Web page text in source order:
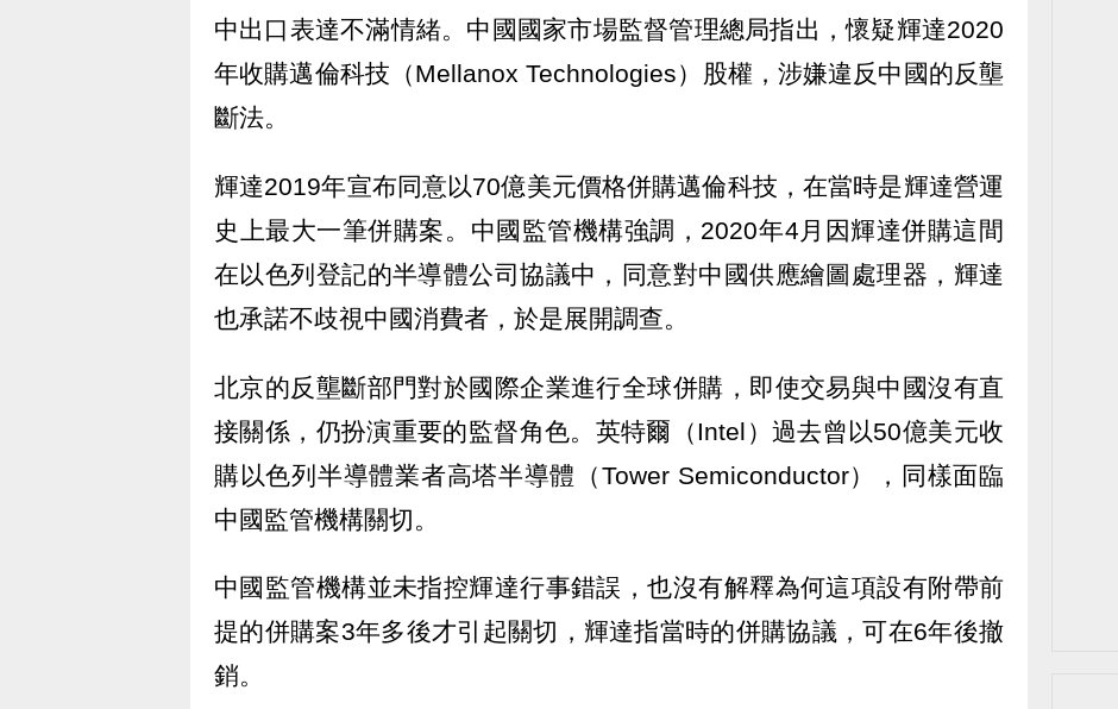
中出口表達不滿情緒。中國國家市場監督管理總局指出，懷疑輝達2020
年收購邁倫科技（Mellanox Technologies）股權，涉嫌違反中國的反壟
斷法。
輝達2019年宣布同意以70億美元價格併購邁倫科技，在當時是輝達營運
史上最大一筆併購案。中國監管機構強調，2020年4月因輝達併購這間
在以色列登記的半導體公司協議中，同意對中國供應繪圖處理器，輝達
也承諾不歧視中國消費者，於是展開調查。
北京的反壟斷部門對於國際企業進行全球併購，即使交易與中國沒有直
接關係，仍扮演重要的監督角色。英特爾（Intel）過去曾以50億美元收
購以色列半導體業者高塔半導體（Tower Semiconductor），同樣面臨
中國監管機構關切。
中國監管機構並未指控輝達行事錯誤，也沒有解釋為何這項設有附帶前
提的併購案3年多後才引起關切，輝達指當時的併購協議，可在6年後撤
銷。